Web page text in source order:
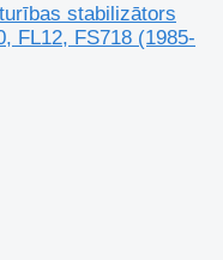
stabilizātors
FL12, FS718 (1985-